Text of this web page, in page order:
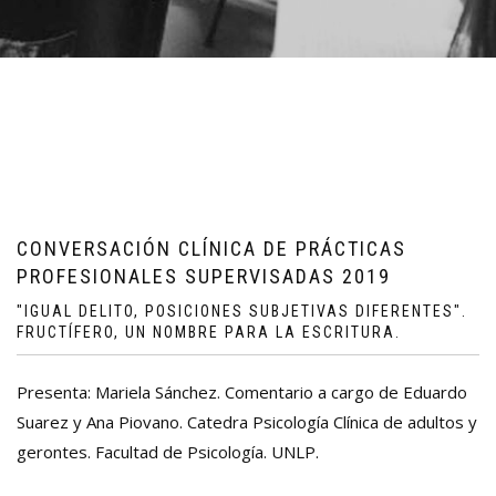
CONVERSACIÓN CLÍNICA DE PRÁCTICAS
PROFESIONALES SUPERVISADAS 2019
"IGUAL DELITO, POSICIONES SUBJETIVAS DIFERENTES".
FRUCTÍFERO, UN NOMBRE PARA LA ESCRITURA.
Presenta: Mariela Sánchez. Comentario a cargo de Eduardo
Suarez y Ana Piovano. Catedra Psicología Clínica de adultos y
gerontes. Facultad de Psicología. UNLP.